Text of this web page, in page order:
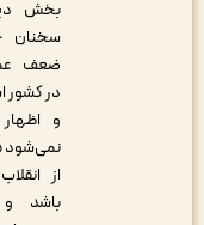
بخش دیگری از
سخنان خود به
ضعف عملکردها
در کشور اشاره کرد
و اظهار داشت:
نمی‌شود ۴۵ سال
از انقلاب گذشته
باشد و اوضاع